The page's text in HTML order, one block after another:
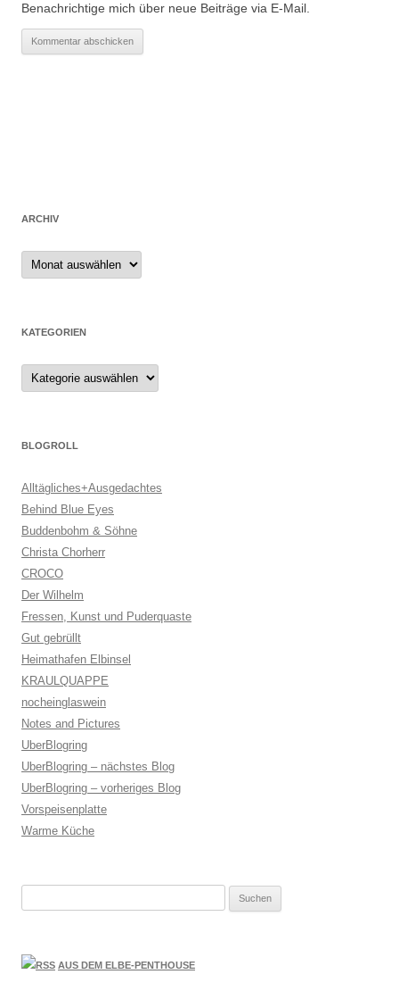
Benachrichtige mich über neue Beiträge via E-Mail.
ARCHIV
Archiv
KATEGORIEN
Kategorien
BLOGROLL
Alltägliches+Ausgedachtes
Behind Blue Eyes
Buddenbohm & Söhne
Christa Chorherr
CROCO
Der Wilhelm
Fressen, Kunst und Puderquaste
Gut gebrüllt
Heimathafen Elbinsel
KRAULQUAPPE
nocheinglaswein
Notes and Pictures
UberBlogring
UberBlogring – nächstes Blog
UberBlogring – vorheriges Blog
Vorspeisenplatte
Warme Küche
AUS DEM ELBE-PENTHOUSE